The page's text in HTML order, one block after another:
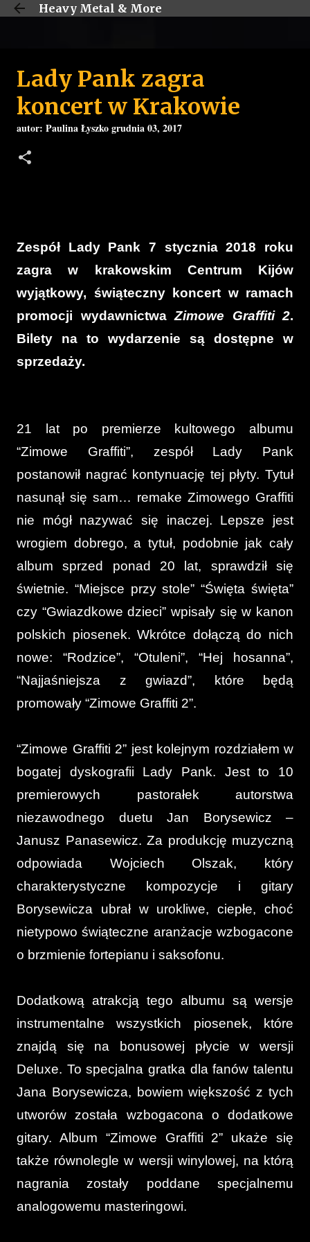
Przejdź do głównej zawartości
Heavy Metal & More
Lady Pank zagra
koncert w Krakowie
autor: Paulina Łyszkogrudnia 03, 2017
Zespół Lady Pank 7 stycznia 2018 roku
zagra w krakowskim Centrum Kijów
wyjątkowy, świąteczny koncert w ramach
promocji wydawnictwaZimowe Graffiti 2.
Bilety na to wydarzenie są dostępne w
sprzedaży.
21 lat po premierze kultowego albumu
“Zimowe Graffiti”, zespół Lady Pank
postanowił nagrać kontynuację tej płyty. Tytuł
nasunął się sam… remake Zimowego Graffiti
nie mógł nazywać się inaczej. Lepsze jest
wrogiem dobrego, a tytuł, podobnie jak cały
album sprzed ponad 20 lat, sprawdził się
świetnie. “Miejsce przy stole” “Święta święta”
czy “Gwiazdkowe dzieci” wpisały się w kanon
polskich piosenek. Wkrótce dołączą do nich
nowe: “Rodzice”, “Otuleni”, “Hej hosanna”,
“Najjaśniejsza z gwiazd”, które będą
promowały “Zimowe Graffiti 2”.
“Zimowe Graffiti 2” jest kolejnym rozdziałem w
bogatej dyskografii Lady Pank. Jest to 10
premierowych pastorałek autorstwa
niezawodnego duetu Jan Borysewicz –
Janusz Panasewicz. Za produkcję muzyczną
odpowiada Wojciech Olszak, który
charakterystyczne kompozycje i gitary
Borysewicza ubrał w urokliwe, ciepłe, choć
nietypowo świąteczne aranżacje wzbogacone
o brzmienie fortepianu i saksofonu.
Dodatkową atrakcją tego albumu są wersje
instrumentalne wszystkich piosenek, które
znajdą się na bonusowej płycie w wersji
Deluxe. To specjalna gratka dla fanów talentu
Jana Borysewicza, bowiem większość z tych
utworów została wzbogacona o dodatkowe
gitary. Album “Zimowe Graffiti 2” ukaże się
także równolegle w wersji winylowej, na którą
nagrania zostały poddane specjalnemu
analogowemu masteringowi.